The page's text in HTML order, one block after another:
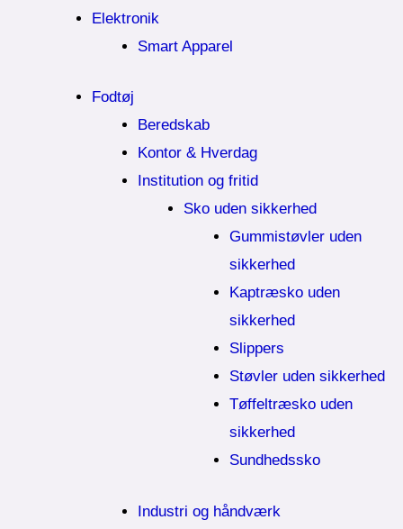
Elektronik
Smart Apparel
Fodtøj
Beredskab
Kontor & Hverdag
Institution og fritid
Sko uden sikkerhed
Gummistøvler uden
sikkerhed
Kaptræsko uden
sikkerhed
Slippers
Støvler uden sikkerhed
Tøffeltræsko uden
sikkerhed
Sundhedssko
Industri og håndværk